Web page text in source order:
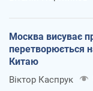
Москва висуває
перетворюється
Китаю
Віктор Каспрук